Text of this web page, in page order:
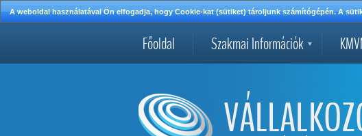
A weboldal használatával Ön elfogadja, hogy Cookie-kat (sütiket) tároljunk számítógépén. A
Főoldal Szakmai Információk